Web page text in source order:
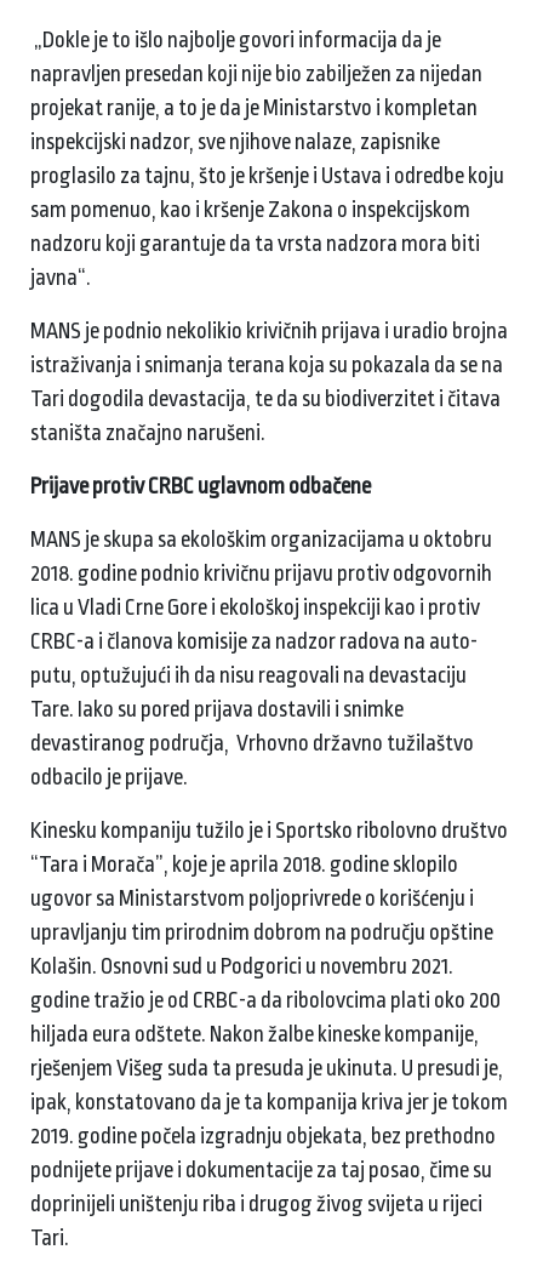
„Dokle je to išlo najbolje govori informacija da je
napravljen presedan koji nije bio zabilježen za nijedan
projekat ranije, a to je da je Ministarstvo i kompletan
inspekcijski nadzor, sve njihove nalaze, zapisnike
proglasilo za tajnu, što je kršenje i Ustava i odredbe koju
sam pomenuo, kao i kršenje Zakona o inspekcijskom
nadzoru koji garantuje da ta vrsta nadzora mora biti
javna“.
MANS je podnio nekolikio krivičnih prijava i uradio brojna
istraživanja i snimanja terana koja su pokazala da se na
Tari dogodila devastacija, te da su biodiverzitet i čitava
staništa značajno narušeni.
Prijave protiv CRBC uglavnom odbačene
MANS je skupa sa ekološkim organizacijama u oktobru
2018. godine podnio krivičnu prijavu protiv odgovornih
lica u Vladi Crne Gore i ekološkoj inspekciji kao i protiv
CRBC-a i članova komisije za nadzor radova na auto-
putu, optužujući ih da nisu reagovali na devastaciju
Tare. Iako su pored prijava dostavili i snimke
devastiranog područja, Vrhovno državno tužilaštvo
odbacilo je prijave.
Kinesku kompaniju tužilo je i Sportsko ribolovno društvo
“Tara i Morača”, koje je aprila 2018. godine sklopilo
ugovor sa Ministarstvom poljoprivrede o korišćenju i
upravljanju tim prirodnim dobrom na području opštine
Kolašin. Osnovni sud u Podgorici u novembru 2021.
godine tražio je od CRBC-a da ribolovcima plati oko 200
hiljada eura odštete. Nakon žalbe kineske kompanije,
rješenjem Višeg suda ta presuda je ukinuta. U presudi je,
ipak, konstatovano da je ta kompanija kriva jer je tokom
2019. godine počela izgradnju objekata, bez prethodno
podnijete prijave i dokumentacije za taj posao, čime su
doprinijeli uništenju riba i drugog živog svijeta u rijeci
Tari.